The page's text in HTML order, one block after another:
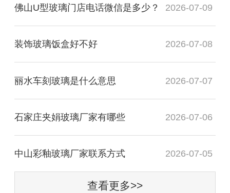
佛山U型玻璃门店电话微信是多少？ 2026-07-09
装饰玻璃饭盒好不好 2026-07-08
丽水车刻玻璃是什么意思 2026-07-07
石家庄夹娟玻璃厂家有哪些 2026-07-06
中山彩釉玻璃厂家联系方式 2026-07-05
查看更多>>